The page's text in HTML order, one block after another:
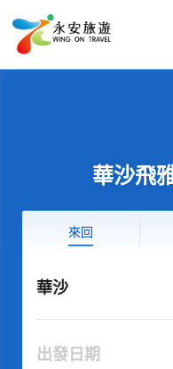
華沙飛
來回
華沙
出發日期